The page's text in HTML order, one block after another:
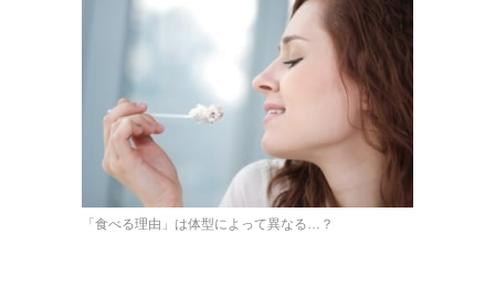
「食べる理由」は体型によって異なる…？